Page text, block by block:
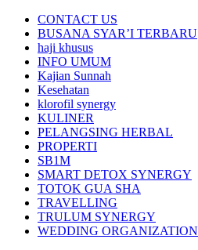
CONTACT US
BUSANA SYAR’I TERBARU
haji khusus
INFO UMUM
Kajian Sunnah
Kesehatan
klorofil synergy
KULINER
PELANGSING HERBAL
PROPERTI
SB1M
SMART DETOX SYNERGY
TOTOK GUA SHA
TRAVELLING
TRULUM SYNERGY
WEDDING ORGANIZATION